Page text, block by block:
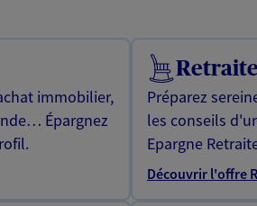
immobilier,
Épargnez
Retraite
Préparez
les conseils
Epargne
Découvrir l'offre